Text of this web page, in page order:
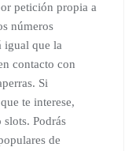
petición propia a
números
igual que la
contacto con
Si
te interese,
Podrás
de